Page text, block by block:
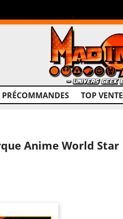
PRÉCOMMANDES TOP VENTE
Anime World Star